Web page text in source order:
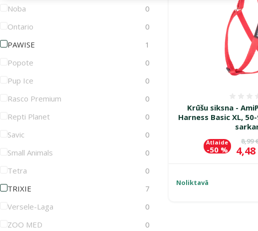
Noba
0
Ontario
0
PAWISE
1
Popote
0
Pup Ice
0
Rasco Premium
0
Repti Planet
0
Savic
0
Small Animals
0
Tetra
0
TRIXIE
7
Versele-Laga
0
ZOO MED
0
Krūšu siksna -
Harness Basic XL,
8,99
Atlaide
-50 %
Noliktavā